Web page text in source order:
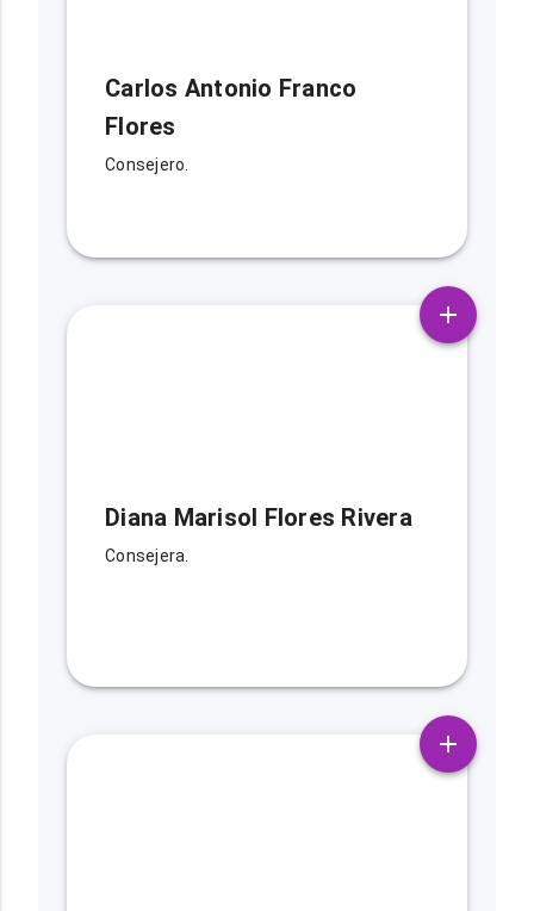
Carlos Antonio Franco
Flores
Consejero.
Diana Marisol Flores Rivera
Consejera.